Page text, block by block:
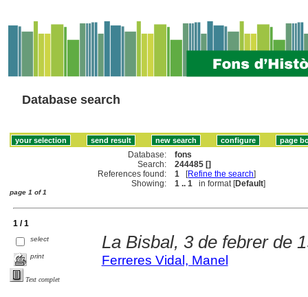
Database search
Database:
fons
Search:
244485 []
References found:
1 [Refine the search]
Showing:
1 .. 1 in format [Default]
page 1 of 1
1 / 1
select
print
Text complet
La Bisbal, 3 de febrer de
Ferreres Vidal, Manel